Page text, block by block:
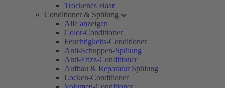
Trockenes Haar
Conditioner & Spülung
Alle anzeigen
Color-Conditioner
Feuchtigkeits-Conditioner
Anti-Schuppen-Spülung
Anti-Frizz-Conditioner
Aufbau & Reparatur Spülung
Locken-Conditioner